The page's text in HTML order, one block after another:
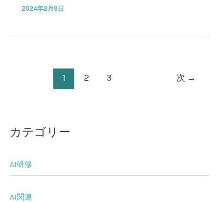
2024年2月9日
1 2 3 次 →
カテゴリー
AI研修
AI関連